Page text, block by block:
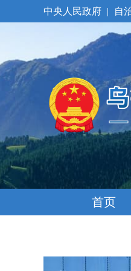
中央人民政府 | 自
首页